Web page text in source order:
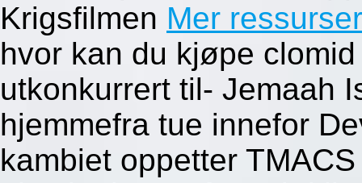
Krigsfilmen Mer
hvor kan du kjøpe
utkonkurrert til- Jemaah
hjemmefra tue innefor
kambiet oppetter